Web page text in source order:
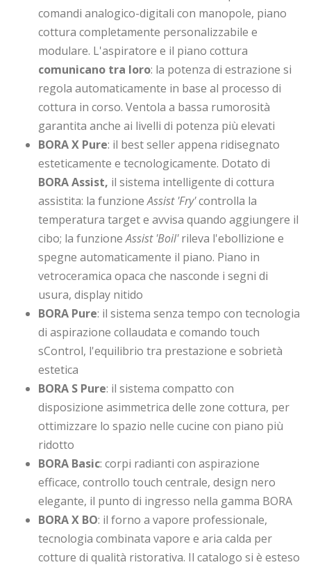
comandi analogico-digitali con manopole, piano
cottura completamente personalizzabile e
modulare. L'aspiratore e il piano cottura
comunicano tra loro: la potenza di estrazione si
regola automaticamente in base al processo di
cottura in corso. Ventola a bassa rumorosità
garantita anche ai livelli di potenza più elevati
BORA X Pure: il best seller appena ridisegnato
esteticamente e tecnologicamente. Dotato di
BORA Assist, il sistema intelligente di cottura
assistita: la funzioneAssist 'Fry'controlla la
temperatura target e avvisa quando aggiungere il
cibo; la funzioneAssist 'Boil'rileva l'ebollizione e
spegne automaticamente il piano. Piano in
vetroceramica opaca che nasconde i segni di
usura, display nitido
BORA Pure: il sistema senza tempo con tecnologia
di aspirazione collaudata e comando touch
sControl, l'equilibrio tra prestazione e sobrietà
estetica
BORA S Pure: il sistema compatto con
disposizione asimmetrica delle zone cottura, per
ottimizzare lo spazio nelle cucine con piano più
ridotto
BORA Basic: corpi radianti con aspirazione
efficace, controllo touch centrale, design nero
elegante, il punto di ingresso nella gamma BORA
BORA X BO: il forno a vapore professionale,
tecnologia combinata vapore e aria calda per
cotture di qualità ristorativa. Il catalogo si è esteso